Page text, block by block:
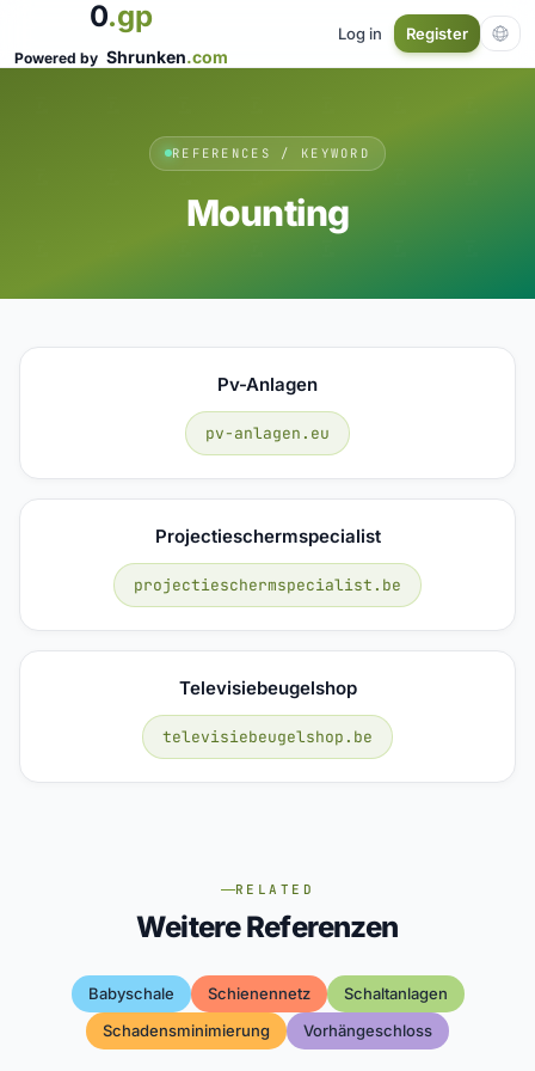
0.gp
Powered by Shrunken.com
Log in Register
REFERENCES / KEYWORD
Mounting
Pv-Anlagen
pv-anlagen.eu
Projectieschermspecialist
projectieschermspecialist.be
Televisiebeugelshop
televisiebeugelshop.be
RELATED
Weitere Referenzen
Babyschale Schienennetz
Schaltanlagen
Schadensminimierung
Vorhängeschloss